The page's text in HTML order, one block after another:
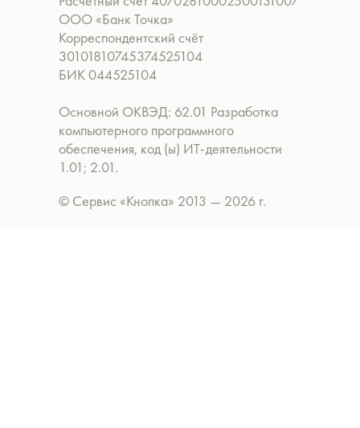
Основной ОКВЭД: 62.01 Разработка
компьютерного программного
обеспечения, код (ы) ИТ-деятельности
1.01; 2.01.
ООО «Банк Точка»
Корреспондентский счёт
30101810745374525104
БИК 044525104
© Сервис «Кнопка» 2013 — 2026 г.